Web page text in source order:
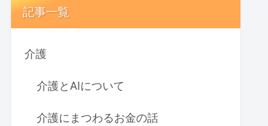
記事一覧
介護
介護とAIについて
介護にまつわるお金の話